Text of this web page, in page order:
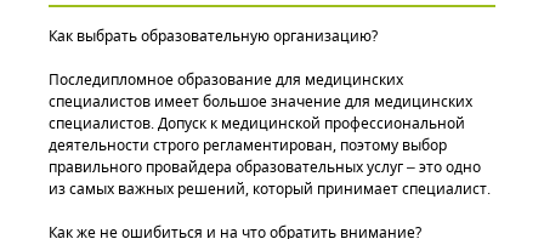
Как выбрать образовательную организацию?
Последипломное образование для медицинских
специалистов имеет большое значение для медицинских
специалистов. Допуск к медицинской профессиональной
деятельности строго регламентирован, поэтому выбор
правильного провайдера образовательных услуг – это одно
из самых важных решений, который принимает специалист.
Как же не ошибиться и на что обратить внимание?